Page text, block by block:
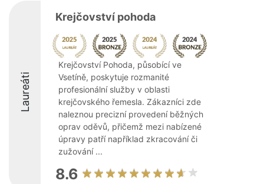
Laureáti
Krejčovství pohoda
Krejčovství Pohoda, působící ve
Vsetíně, poskytuje rozmanité
profesionální služby v oblasti
krejčovského řemesla. Zákazníci zde
naleznou precizní provedení běžných
oprav oděvů, přičemž mezi nabízené
úpravy patří například zkracování či
zužování ...
8.6